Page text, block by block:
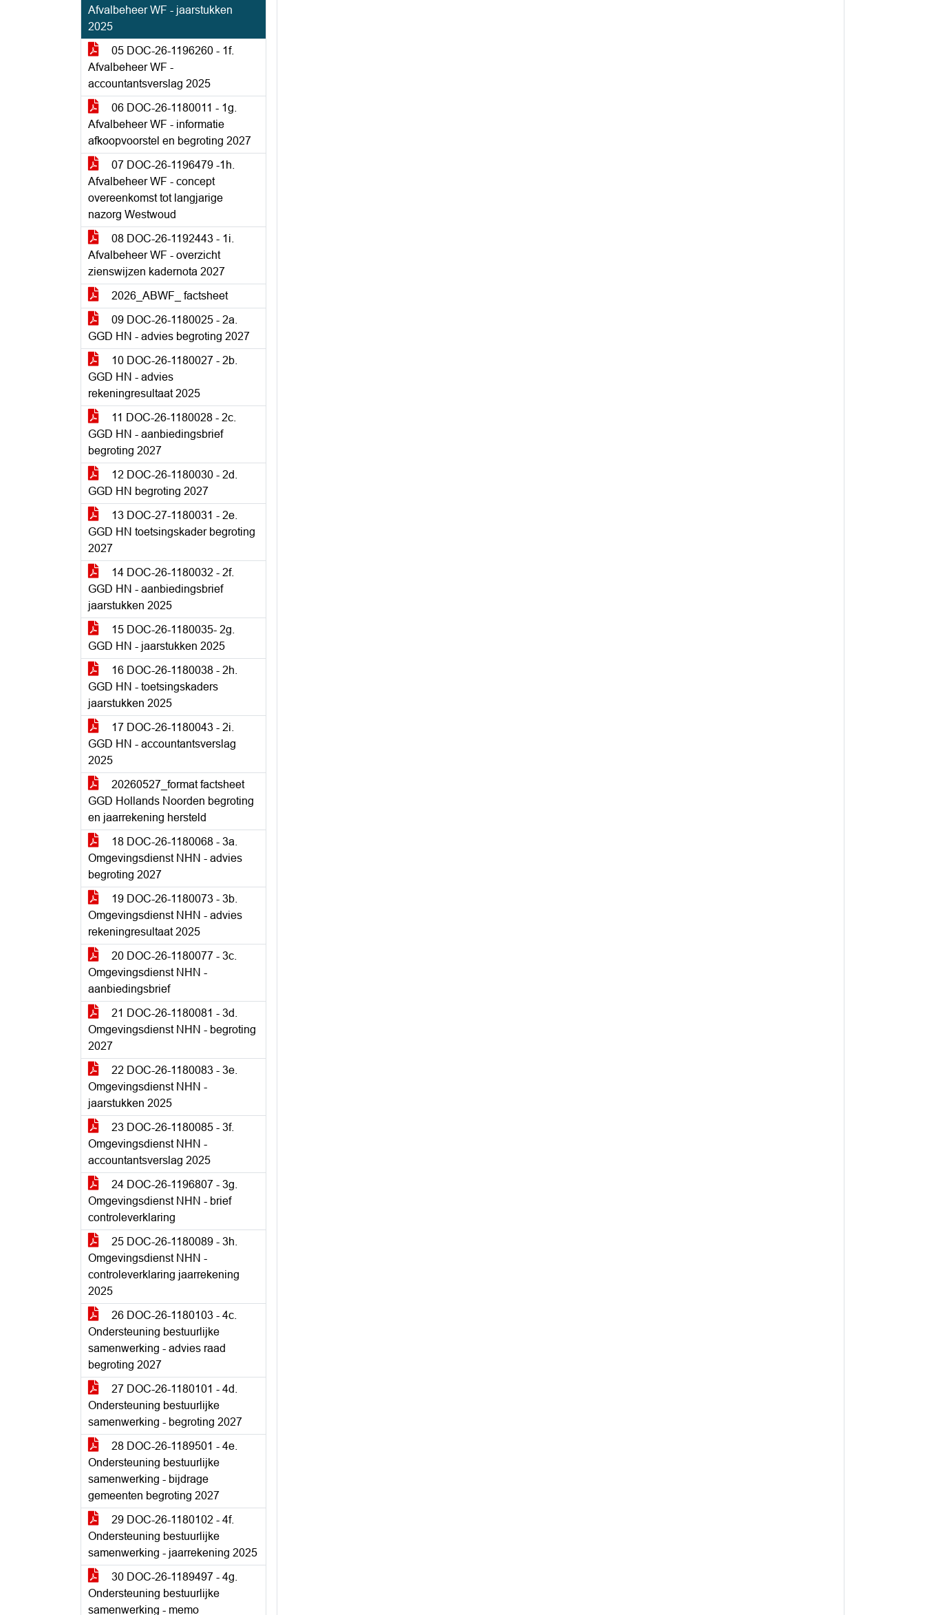
Afvalbeheer WF - jaarstukken
2025
05 DOC-26-1196260 - 1f.
Afvalbeheer WF -
accountantsverslag 2025
06 DOC-26-1180011 - 1g.
Afvalbeheer WF - informatie
afkoopvoorstel en begroting 2027
07 DOC-26-1196479 -1h.
Afvalbeheer WF - concept
overeenkomst tot langjarige
nazorg Westwoud
08 DOC-26-1192443 - 1i.
Afvalbeheer WF - overzicht
zienswijzen kadernota 2027
2026_ABWF_ factsheet
09 DOC-26-1180025 - 2a.
GGD HN - advies begroting 2027
10 DOC-26-1180027 - 2b.
GGD HN - advies
rekeningresultaat 2025
11 DOC-26-1180028 - 2c.
GGD HN - aanbiedingsbrief
begroting 2027
12 DOC-26-1180030 - 2d.
GGD HN begroting 2027
13 DOC-27-1180031 - 2e.
GGD HN toetsingskader begroting
2027
14 DOC-26-1180032 - 2f.
GGD HN - aanbiedingsbrief
jaarstukken 2025
15 DOC-26-1180035- 2g.
GGD HN - jaarstukken 2025
16 DOC-26-1180038 - 2h.
GGD HN - toetsingskaders
jaarstukken 2025
17 DOC-26-1180043 - 2i.
GGD HN - accountantsverslag
2025
20260527_format factsheet
GGD Hollands Noorden begroting
en jaarrekening hersteld
18 DOC-26-1180068 - 3a.
Omgevingsdienst NHN - advies
begroting 2027
19 DOC-26-1180073 - 3b.
Omgevingsdienst NHN - advies
rekeningresultaat 2025
20 DOC-26-1180077 - 3c.
Omgevingsdienst NHN -
aanbiedingsbrief
21 DOC-26-1180081 - 3d.
Omgevingsdienst NHN - begroting
2027
22 DOC-26-1180083 - 3e.
Omgevingsdienst NHN -
jaarstukken 2025
23 DOC-26-1180085 - 3f.
Omgevingsdienst NHN -
accountantsverslag 2025
24 DOC-26-1196807 - 3g.
Omgevingsdienst NHN - brief
controleverklaring
25 DOC-26-1180089 - 3h.
Omgevingsdienst NHN -
controleverklaring jaarrekening
2025
26 DOC-26-1180103 - 4c.
Ondersteuning bestuurlijke
samenwerking - advies raad
begroting 2027
27 DOC-26-1180101 - 4d.
Ondersteuning bestuurlijke
samenwerking - begroting 2027
28 DOC-26-1189501 - 4e.
Ondersteuning bestuurlijke
samenwerking - bijdrage
gemeenten begroting 2027
29 DOC-26-1180102 - 4f.
Ondersteuning bestuurlijke
samenwerking - jaarrekening 2025
30 DOC-26-1189497 - 4g.
Ondersteuning bestuurlijke
samenwerking - memo